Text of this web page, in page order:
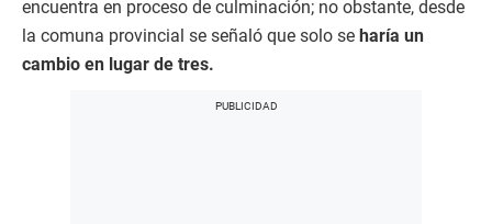
encuentra en proceso de culminación; no obstante, desde
la comuna provincial se señaló que solo se haría un
cambio en lugar de tres.